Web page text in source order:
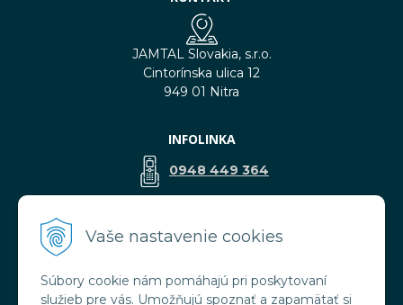
Vaše nastavenie cookies
Súbory cookie nám pomáhajú pri poskytovaní
služieb pre vás. Umožňujú spoznať a zapamätať si
JAMTAL Slovakia, s.r.o.
Cintorínska ulica 12
949 01 Nitra
INFOLINKA
0948 449 364
VŠETKO O NÁKUPE